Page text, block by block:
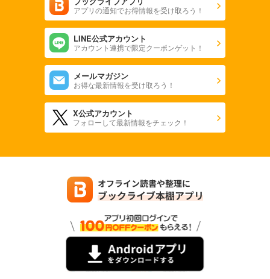
アプリの通知でお得情報を受け取ろう！
LINE公式アカウント
アカウント連携で限定クーポンゲット！
メールマガジン
お得な最新情報を受け取ろう！
X公式アカウント
フォローして最新情報をチェック！